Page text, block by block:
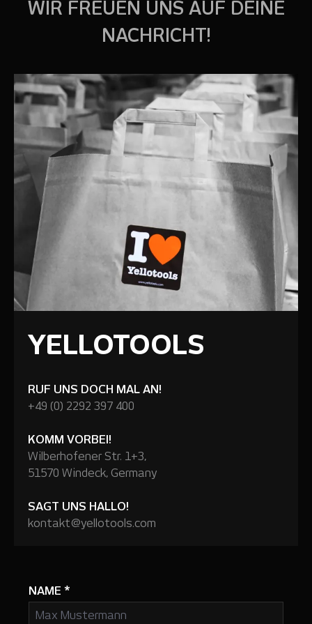
WIR FREUEN UNS AUF DEINE
NACHRICHT!
YELLOTOOLS
RUF UNS DOCH MAL AN!
+49 (0) 2292 397 400
KOMM VORBEI!
Wilberhofener Str. 1+3,
51570 Windeck, Germany
SAGT UNS HALLO!
kontakt@yellotools.com
NAME *